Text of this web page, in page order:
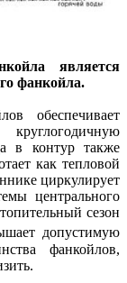
является
фанкойла.
обеспечивает
в контур также
как тепловой
циркулирует
центрального
сезон
допустимую
фанкойлов,